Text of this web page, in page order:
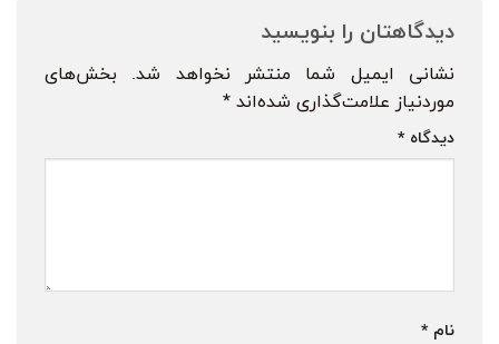
دیدگاهتان را بنویسید
نشانی ایمیل شما منتشر نخواهد شد.
بخش‌های
موردنیاز علامت‌گذاری شده‌اند *
دیدگاه *
نام *